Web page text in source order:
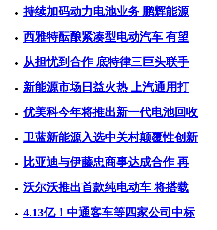
持续加码动力电池业务 鹏辉能源
西雅特酝酿紧凑型电动汽车 有望
从担忧到合作 底特律三巨头联手
新能源市场日益火热 上汽通用打
优美科今年将推出新一代电池回收
卫蓝新能源入选中关村颠覆性创新
比亚迪与伊藤忠商事达成合作 再
沃尔沃推出首款纯电动车 将搭载
4.13亿！中通客车等四家公司中标